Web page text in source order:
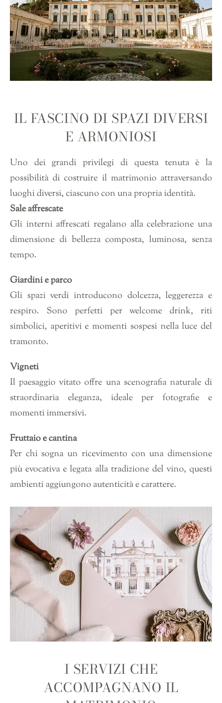
IL FASCINO DI SPAZI DIVERSI
E ARMONIOSI
Uno dei grandi privilegi di questa tenuta è la
possibilità di costruire il matrimonio attraversando
luoghi diversi, ciascuno con una propria identità.
Sale affrescate
Gli interni affrescati regalano alla celebrazione una
dimensione di bellezza composta, luminosa, senza
tempo.
Giardini e parco
Gli spazi verdi introducono dolcezza, leggerezza e
respiro. Sono perfetti per welcome drink, riti
simbolici, aperitivi e momenti sospesi nella luce del
tramonto.
Vigneti
Il paesaggio vitato offre una scenografia naturale di
straordinaria eleganza, ideale per fotografie e
momenti immersivi.
Fruttaio e cantina
Per chi sogna un ricevimento con una dimensione
più evocativa e legata alla tradizione del vino, questi
ambienti aggiungono autenticità e carattere.
I SERVIZI CHE
ACCOMPAGNANO IL